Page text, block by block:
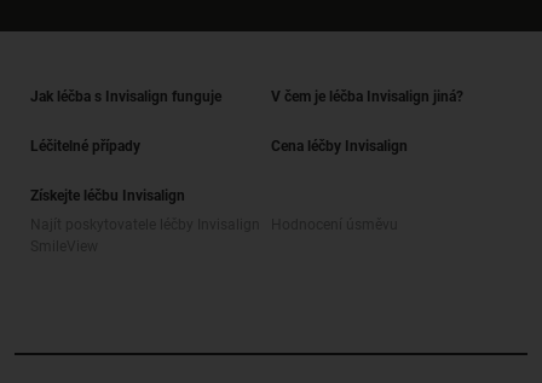
Jak léčba s Invisalign funguje V čem je léčba Invisalign jiná?
Léčitelné případy Cena léčby Invisalign
Získejte léčbu Invisalign